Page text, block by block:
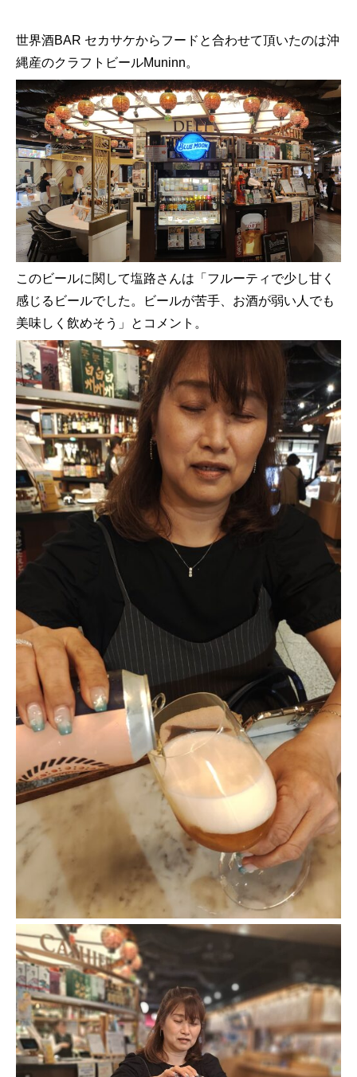
世界酒BAR セカサケからフードと合わせて頂いたのは沖
縄産のクラフトビールMuninn。
こ のビールに関して塩路さんは「フルーティで少し甘く
感じるビールでした。ビールが苦手、お酒が弱い人でも
美味しく飲めそう」とコメント。